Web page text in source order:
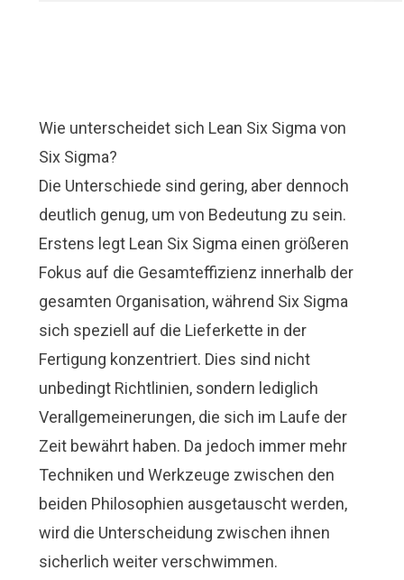
Wie unterscheidet sich Lean Six Sigma von
Six Sigma?
Die Unterschiede sind gering, aber dennoch
deutlich genug, um von Bedeutung zu sein.
Erstens legt Lean Six Sigma einen größeren
Fokus auf die Gesamteffizienz innerhalb der
gesamten Organisation, während Six Sigma
sich speziell auf die Lieferkette in der
Fertigung konzentriert. Dies sind nicht
unbedingt Richtlinien, sondern lediglich
Verallgemeinerungen, die sich im Laufe der
Zeit bewährt haben. Da jedoch immer mehr
Techniken und Werkzeuge zwischen den
beiden Philosophien ausgetauscht werden,
wird die Unterscheidung zwischen ihnen
sicherlich weiter verschwimmen.